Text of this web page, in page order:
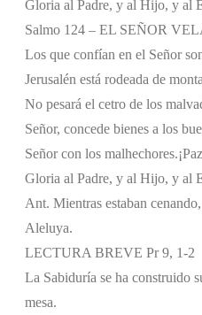
Gloria al Padre, y al Hijo, y al
Salmo 124 – EL SEÑOR
Los que confían en el Señor
Jerusalén está rodeada de
No pesará el cetro de los
Señor, concede bienes a los
Señor con los malhechores.
Gloria al Padre, y al Hijo, y al
Ant. Mientras estaban
Aleluya.
LECTURA BREVE Pr 9, 1-2
La Sabiduría se ha construido
mesa.